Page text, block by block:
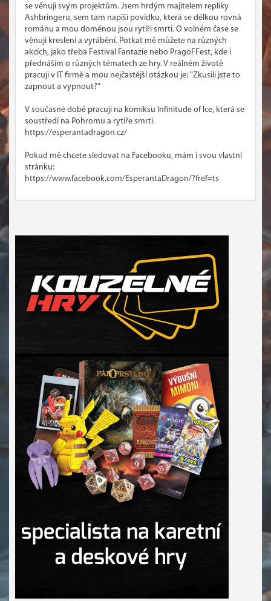
se věnuji svým projektům. Jsem hrdým majitelem repliky
Ashbringeru, sem tam napíši povídku, která se délkou rovná
románu a mou doménou jsou rytíři smrti. O volném čase se
věnuji kreslení a vyrábění. Potkat mě můžete na různých
akcích, jako třeba Festival Fantazie nebo PragoFFest, kde i
přednáším o různých tématech ze hry. V reálném životě
pracuji v IT firmě a mou nejčastější otázkou je: "Zkusili jste to
zapnout a vypnout?"
V současné době pracuji na komiksu Infinitude of Ice, která se
soustředí na Pohromu a rytíře smrti.
https://esperantadragon.cz/
Pokud mě chcete sledovat na Facebooku, mám i svou vlastní
stránku:
https://www.facebook.com/EsperantaDragon/?fref=ts